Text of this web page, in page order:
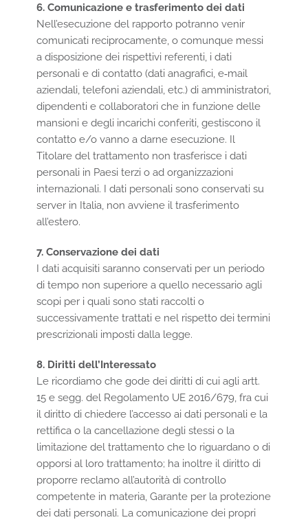
6. Comunicazione e trasferimento dei dati
Nell’esecuzione del rapporto potranno venir
comunicati reciprocamente, o comunque messi
a disposizione dei rispettivi referenti, i dati
personali e di contatto (dati anagrafici, e‐mail
aziendali, telefoni aziendali, etc.) di amministratori,
dipendenti e collaboratori che in funzione delle
mansioni e degli incarichi conferiti, gestiscono il
contatto e/o vanno a darne esecuzione. Il
Titolare del trattamento non trasferisce i dati
personali in Paesi terzi o ad organizzazioni
internazionali. I dati personali sono conservati su
server in Italia, non avviene il trasferimento
all’estero.
7. Conservazione dei dati
I dati acquisiti saranno conservati per un periodo
di tempo non superiore a quello necessario agli
scopi per i quali sono stati raccolti o
successivamente trattati e nel rispetto dei termini
prescrizionali imposti dalla legge.
8. Diritti dell’Interessato
Le ricordiamo che gode dei diritti di cui agli artt.
15 e segg. del Regolamento UE 2016/679, fra cui
il diritto di chiedere l’accesso ai dati personali e la
rettifica o la cancellazione degli stessi o la
limitazione del trattamento che lo riguardano o di
opporsi al loro trattamento; ha inoltre il diritto di
proporre reclamo all’autorità di controllo
competente in materia, Garante per la protezione
dei dati personali. La comunicazione dei propri